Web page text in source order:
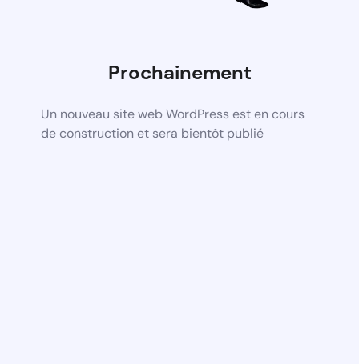
Prochainement
Un nouveau site web WordPress est en cours
de construction et sera bientôt publié